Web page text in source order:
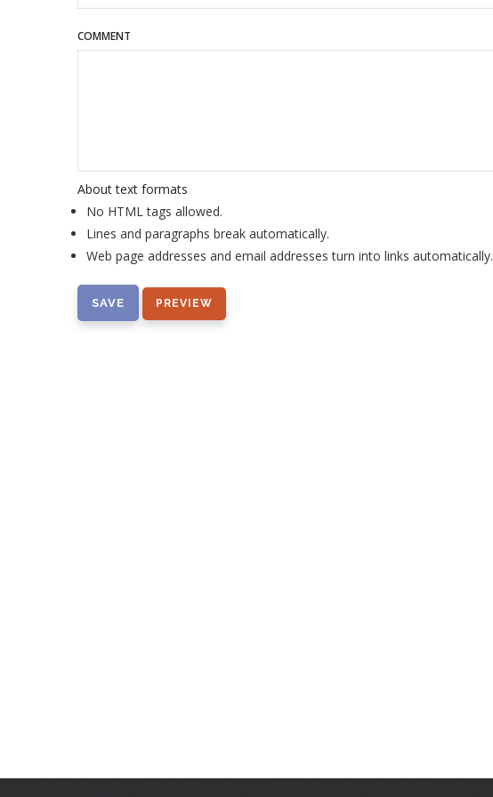
COMMENT
About text formats
No HTML tags allowed.
Lines and paragraphs break automatically.
Web page addresses and email addresses turn into links automatically.